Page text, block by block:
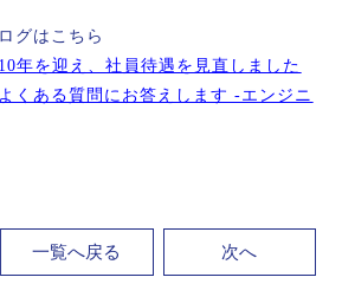
グはこちら
年を迎え、社員待遇を見直しました
くある質問にお答えします -エンジニ
一覧へ戻る 次へ